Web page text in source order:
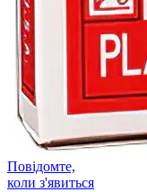
Повідомте,
коли з'явиться